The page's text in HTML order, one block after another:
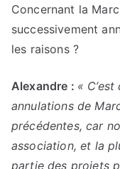
Concernant la
successivement
les raisons ?
Alexandre : «
annulations de
précédentes, car
association, et la
partie des projets